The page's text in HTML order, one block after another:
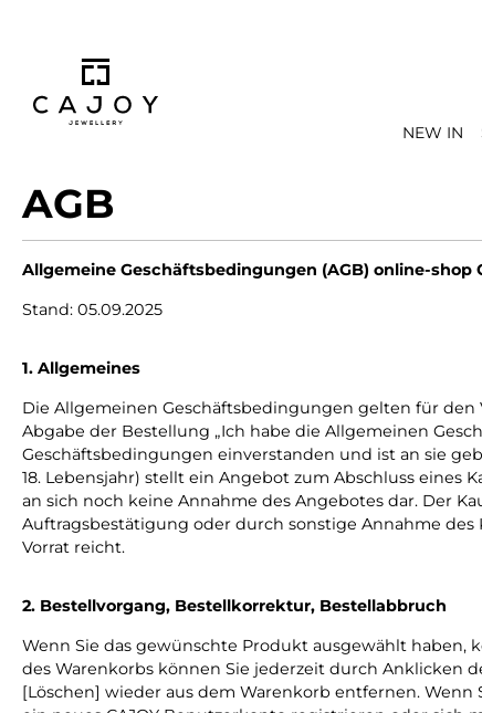
NEW IN
AGB
Allgemeine Geschäftsbedingungen (AGB) online-shop
Stand: 05.09.2025
1. Allgemeines
Die Allgemeinen Geschäftsbedingungen gelten für
Abgabe der Bestellung „Ich habe die Allgemeinen
Geschäftsbedingungen einverstanden und ist an sie
18. Lebensjahr) stellt ein Angebot zum Abschluss eines
an sich noch keine Annahme des Angebotes dar. Der
Auftragsbestätigung oder durch sonstige Annahme
Vorrat reicht.
2. Bestellvorgang, Bestellkorrektur, Bestellabbruch
Wenn Sie das gewünschte Produkt ausgewählt
des Warenkorbs können Sie jederzeit durch Anklicken
[Löschen] wieder aus dem Warenkorb entfernen.